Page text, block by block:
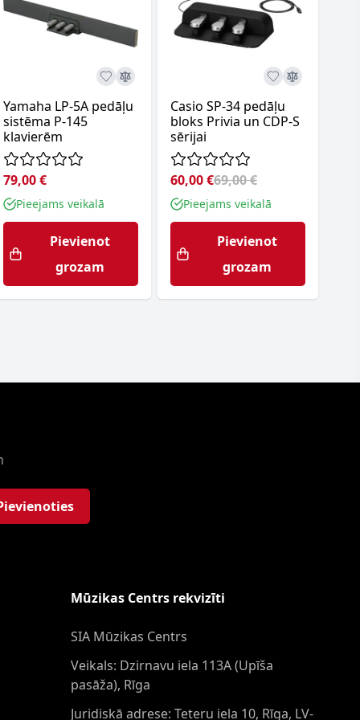
Yamaha LP-5A pedāļu
sistēma P-145
klavierēm
79,00 €
Pieejams veikalā
Pievienot
grozam
Casio SP-34 pedāļu
bloks Privia un CDP-S
sērijai
60,00 €69,00 €
Pieejams veikalā
Pievienot
grozam
Mūzikas Centrs rekvizīti
SIA Mūzikas Centrs
Veikals: Dzirnavu iela 113A (Upīša
pasāža), Rīga
Juridiskā adrese: Teteru iela 10, Rīga, LV-